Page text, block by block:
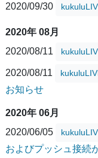
2020/09/30
2020年 08月
2020/08/11
2020/08/11
お知らせ
2020年 06月
2020/06/05
およびプッシュ接続